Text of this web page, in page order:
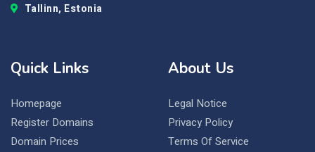
Tallinn, Estonia
Quick Links
Homepage
Register Domains
Domain Prices
About Us
Legal Notice
Privacy Policy
Terms Of Service